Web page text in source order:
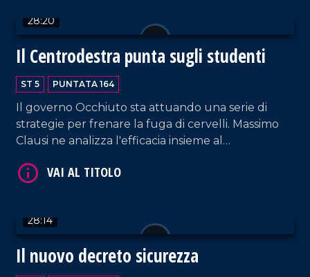
28:20
Il Centrodestra punta sugli studenti
ST 5 PUNTATA 164
Il governo Occhiuto sta attuando una serie di
strategie per frenare la fuga di cervelli. Massimo
Clausi ne analizza l'efficacia insieme al
(relatore della nuova legge sulle borse di studio)
28:14
Il nuovo decreto sicurezza
VAI AL TITOLO